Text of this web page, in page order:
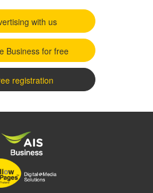
with us
Business for free
registration